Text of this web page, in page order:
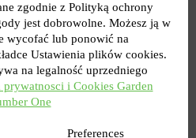
co uniemożliwia rozwój
wokół krzaków
jest zapewnienie dostępu tlenu
się nagrzewa. Użyj
lub kultywatora, szczególnie
zgodnie z Polityką ochrony
jest dobrowolne. Możesz ją w
wycofać lub ponowić na
Ustawienia plików cookies.
na legalność uprzedniego
prywatnosci i Cookies Garden
One
Preferences